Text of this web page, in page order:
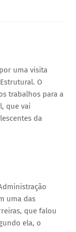
uma visita
O
trabalhos para a
que vai
da
uma das
que falou
ela, o